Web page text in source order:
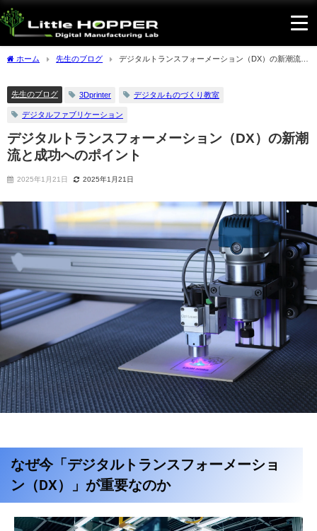
ホーム 先生のブログ
デジタルトランスフォーメーション（DX）の新潮流と
先生のブログ 3Dprinter デジタルものづくり教室
デジタルファブリケーション
デジタルトランスフォーメーション（DX）の新潮
流と成功へのポイント
2025年1月21日 2025年1月21日
なぜ今「デジタルトランスフォーメーショ
ン（DX）」が重要なのか